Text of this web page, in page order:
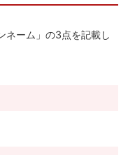
ネーム」の3点を記載し